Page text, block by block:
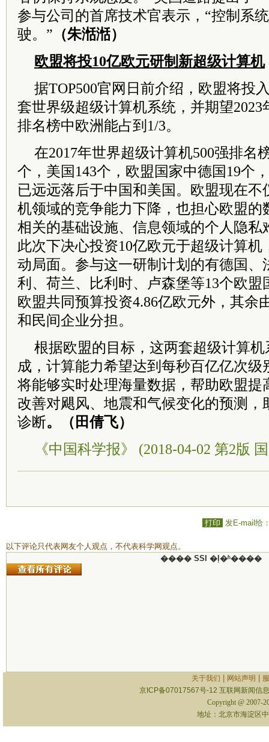
参与公司的首席技术官表示，“控制系
驶。” （朱湉湉）
欧盟将投10亿欧元研制新超级计算机
据TOP500官网日前介绍，欧盟将投
套世界级超级计算机系统，并期望
排名榜中欧洲能占到1/3。
在2017年世界超级计算机500强排名
个，美国143个，欧盟国家中德国19个
已远远落后于中国和美国。欧盟现在不
机领域的竞争能力下降，也担心欧盟的
相关的基础设施、信息领域的个人隐私
此次下决心投资10亿欧元于超级计算
动局面。参与这一研制计划的有德国、
利、荷兰、比利时、卢森堡等13个欧盟
欧盟共同预算投资4.86亿欧元外，其余
和民间企业分担。
根据欧盟的目标，这两套超级计算机
成，计算能力希望达到每秒百亿亿次级
将能够实时处理海量数据，帮助欧盟提
改善对飓风、地震和气候变化的预测，
诊断。（田倩飞）
《中国科学报》 (2018-04-02 第2版
打印 发E-mail给
以下评论只代表网友个人观点，不代表科学网观点。
���� SSI �ļ�ʱ����
关于我们 网站声明
京ICP备07017567号-12 互联网新闻信
Copyright @ 2007-
地址：北京市海淀区